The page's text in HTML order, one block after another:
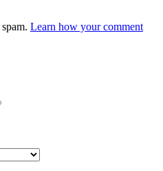
Learn how your comment